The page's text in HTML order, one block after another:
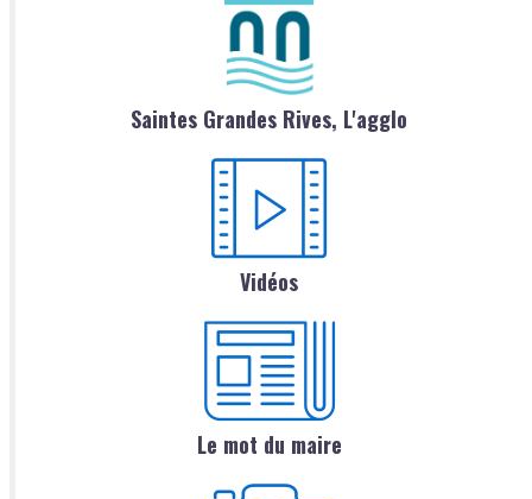
Saintes Grandes Rives, L'agglo
Vidéos
Le mot du maire